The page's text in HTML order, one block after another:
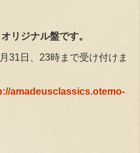
リジナル盤です。
31日、23時まで受け付けま
amadeusclassics.otemo-